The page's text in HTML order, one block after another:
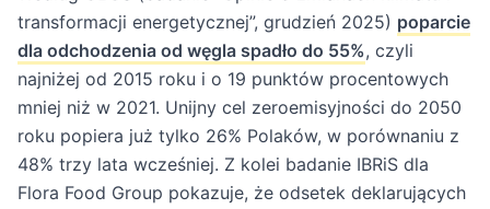
transformacji energetycznej”, grudzień 2025) poparcie
dla odchodzenia od węgla spadło do 55%, czyli
najniżej od 2015 roku i o 19 punktów procentowych
mniej niż w 2021. Unijny cel zeroemisyjności do 2050
roku popiera już tylko 26% Polaków, w porównaniu z
48% trzy lata wcześniej. Z kolei badanie IBRiS dla
Flora Food Group pokazuje, że odsetek deklarujących